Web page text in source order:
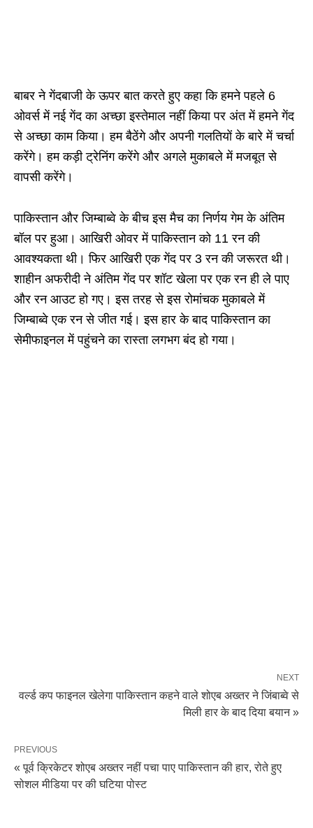
बाबर ने गेंदबाजी के ऊपर बात करते हुए कहा कि हमने पहले 6
ओवर्स में नई गेंद का अच्छा इस्तेमाल नहीं किया पर अंत में हमने गेंद
से अच्छा काम किया। हम बैठेंगे और अपनी गलतियों के बारे में चर्चा
करेंगे। हम कड़ी ट्रेनिंग करेंगे और अगले मुकाबले में मजबूत से
वापसी करेंगे।
पाकिस्तान और जिम्बाब्वे के बीच इस मैच का निर्णय गेम के अंतिम
बॉल पर हुआ। आखिरी ओवर में पाकिस्तान को 11 रन की
आवश्यकता थी। फिर आखिरी एक गेंद पर 3 रन की जरूरत थी।
शाहीन अफरीदी ने अंतिम गेंद पर शॉट खेला पर एक रन ही ले पाए
और रन आउट हो गए। इस तरह से इस रोमांचक मुकाबले में
जिम्बाब्वे एक रन से जीत गई। इस हार के बाद पाकिस्तान का
सेमीफाइनल में पहुंचने का रास्ता लगभग बंद हो गया।
NEXT
वर्ल्ड कप फाइनल खेलेगा पाकिस्तान कहने वाले शोएब अख्तर ने जिंबाब्वे से
मिली हार के बाद दिया बयान »
PREVIOUS
« पूर्व क्रिकेटर शोएब अख्तर नहीं पचा पाए पाकिस्तान की हार, रोते हुए
सोशल मीडिया पर की घटिया पोस्ट